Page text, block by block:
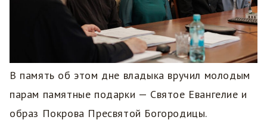
В память об этом дне владыка вручил молодым
парам памятные подарки — Святое Евангелие и
образ Покрова Пресвятой Богородицы.